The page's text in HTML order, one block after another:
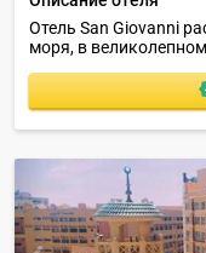
Отель San Giovanni
моря, в